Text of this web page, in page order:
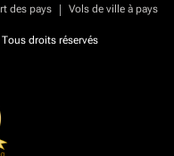
des pays | Vols de ville à pays
droits réservés